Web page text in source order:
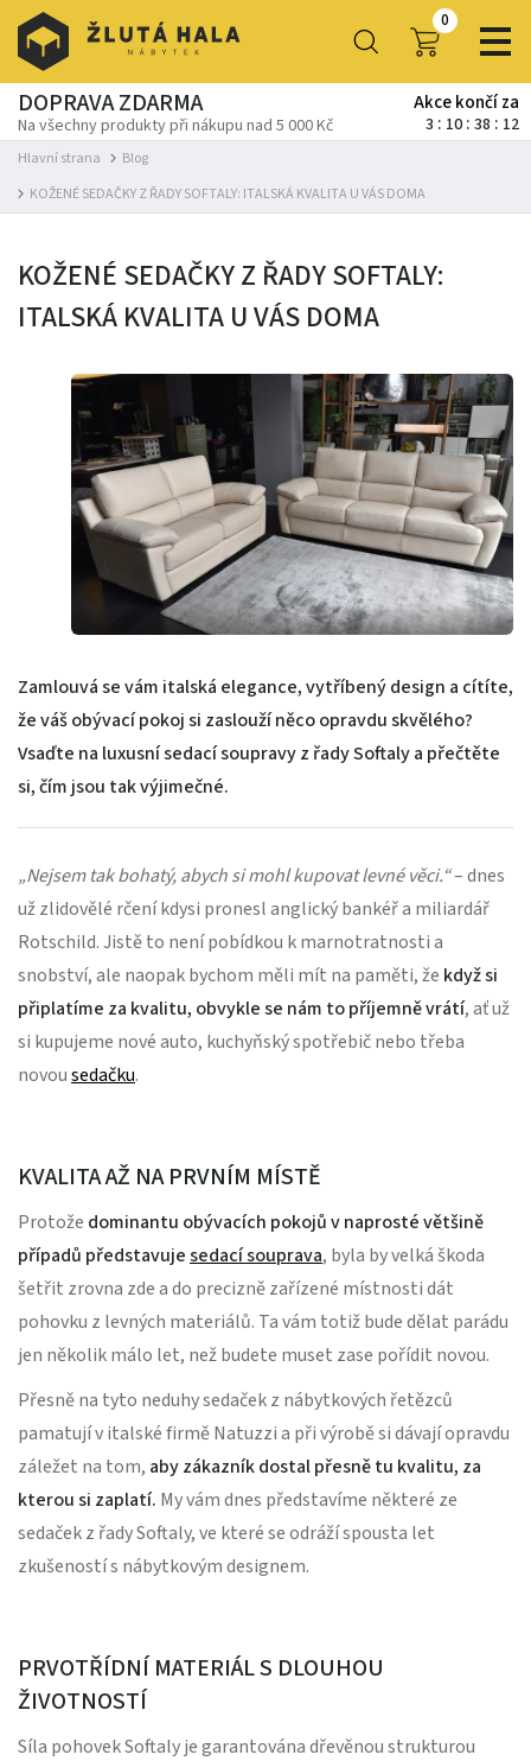
0
DOPRAVA ZDARMA
Na všechny produkty při nákupu nad 5 000 Kč
Akce končí za
3 10 38 11
Hlavní strana
Blog
KOŽENÉ SEDAČKY Z ŘADY SOFTALY: ITALSKÁ KVALITA U VÁS DOMA
KOŽENÉ SEDAČKY Z ŘADY SOFTALY:
ITALSKÁ KVALITA U VÁS DOMA
Zamlouvá se vám italská elegance, vytříbený design a cítíte,
že váš obývací pokoj si zaslouží něco opravdu skvělého?
Vsaďte na luxusní sedací soupravy z řady Softaly a přečtěte
si, čím jsou tak výjimečné.
„Nejsem tak bohatý, abych si mohl kupovat levné věci.“– dnes
už zlidovělé rčení kdysi pronesl anglický bankéř a miliardář
Rotschild. Jistě to není pobídkou k marnotratnosti a
snobství, ale naopak bychom měli mít na paměti, že když si
připlatíme za kvalitu, obvykle se nám to příjemně vrátí, ať už
si kupujeme nové auto, kuchyňský spotřebič nebo třeba
novousedačku.
KVALITA AŽ NA PRVNÍM MÍSTĚ
Protože dominantu obývacích pokojů v naprosté většině
případů představujesedací souprava, byla by velká škoda
šetřit zrovna zde a do precizně zařízené místnosti dát
pohovku z levných materiálů. Ta vám totiž bude dělat parádu
jen několik málo let, než budete muset zase pořídit novou.
Přesně na tyto neduhy sedaček z nábytkových řetězců
pamatují v italské firmě Natuzzi a při výrobě si dávají opravdu
záležet na tom, aby zákazník dostal přesně tu kvalitu, za
kterou si zaplatí. My vám dnes představíme některé ze
sedaček z řady Softaly, ve které se odráží spousta let
zkušeností s nábytkovým designem.
PRVOTŘÍDNÍ MATERIÁL S DLOUHOU
ŽIVOTNOSTÍ
Síla pohovek Softaly je garantována dřevěnou strukturou